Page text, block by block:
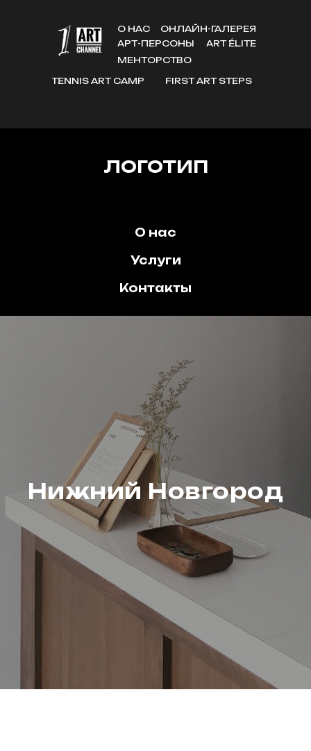
ОНЛАЙН-ГАЛЕРЕЯ
МЕНТОРСТВО
FIRST ART STEPS
TENNIS ART CAMP
ART ÉLITE
О НАС
АРТ-ПЕРСОНЫ
ЛОГОТИП
О нас
Услуги
Контакты
Нижний Новгород